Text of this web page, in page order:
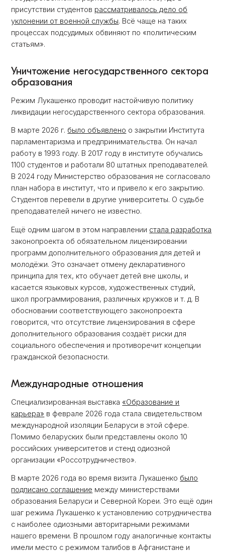
присутствии студентов рассматривалось дело об
уклонении от военной службы. Всё чаще на таких
процессах подсудимых обвиняют по «политическим
статьям».
Уничтожение негосударственного сектора
образования
Режим Лукашенко проводит настойчивую политику
ликвидации негосударственного сектора образования.
В марте 2026 г. было объявлено о закрытии Института
парламентаризма и предпринимательства. Он начал
работу в 1993 году. В 2017 году в институте обучались
1100 студентов и работали 80 штатных преподавателей.
В 2024 году Министерство образования не согласовало
план набора в институт, что и привело к его закрытию.
Студентов перевели в другие университеты. О судьбе
преподавателей ничего не известно.
Ещё одним шагом в этом направлении стала разработка
законопроекта об обязательном лицензировании
программ дополнительного образования для детей и
молодёжи. Это означает отмену декларативного
принципа для тех, кто обучает детей вне школы, и
касается языковых курсов, художественных студий,
школ программирования, различных кружков и т. д. В
обосновании соответствующего законопроекта
говорится, что отсутствие лицензирования в сфере
дополнительного образования создаёт риски для
социального обеспечения и противоречит концепции
гражданской безопасности.
Международные отношения
Специализированная выставка «Образование и
карьера» в феврале 2026 года стала свидетельством
международной изоляции Беларуси в этой сфере.
Помимо беларуских были представлены около 10
российских университетов и стенд одиозной
организации «Россотрудничество».
В марте 2026 года во время визита Лукашенко было
подписано соглашение между министерствами
образования Беларуси и Северной Кореи. Это ещё один
шаг режима Лукашенко к установлению сотрудничества
с наиболее одиозными авторитарными режимами
нашего времени. В прошлом году аналогичные контакты
имели место с режимом талибов в Афганистане и